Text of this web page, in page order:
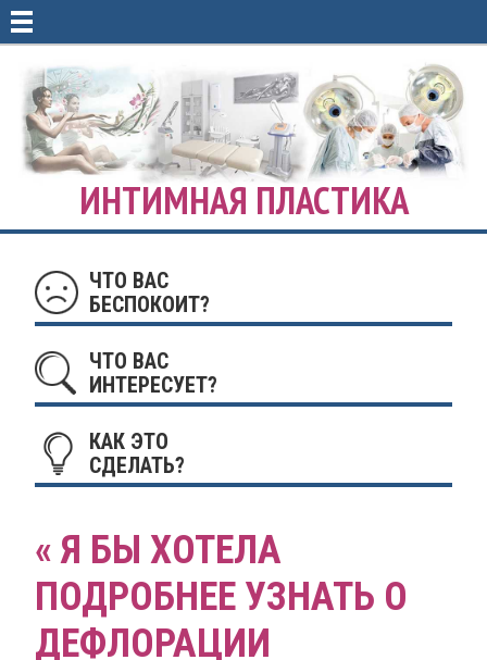
ИНТИМНАЯ ПЛАСТИКА
ЧТО ВАС
БЕСПОКОИТ?
ЧТО ВАС
ИНТЕРЕСУЕТ?
КАК ЭТО
СДЕЛАТЬ?
« Я БЫ ХОТЕЛА
ПОДРОБНЕЕ УЗНАТЬ О
ДЕФЛОРАЦИИ